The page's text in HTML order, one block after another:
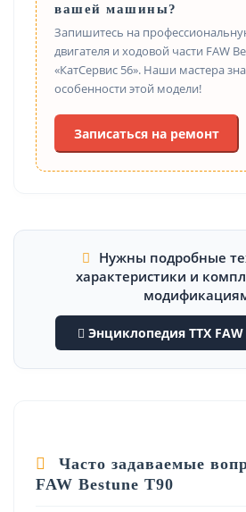
вашей машины?
Запишитесь на
двигателя и ходовой части FAW
«КатСервис 56». Наши мастера
особенности этой модели!
Записаться на ремонт
Нужны подробные
характеристики и
Энциклопедия ТТХ FAW
Часто задаваемые
FAW Bestune T90